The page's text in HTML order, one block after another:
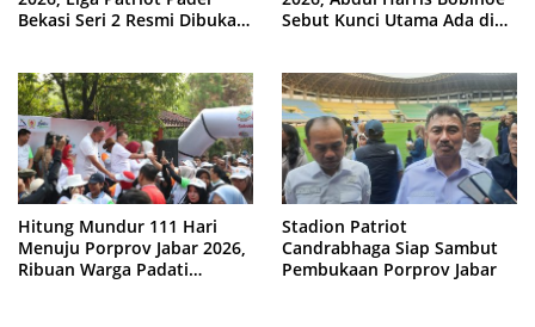
Bekasi Seri 2 Resmi Dibuka
Sebut Kunci Utama Ada di
Hitung Mundur 111 Hari
Menuju Porprov Jabar 2026,
Ribuan Warga Padati
Stadion Patriot
Candrabhaga Siap Sambut
Pembukaan Porprov Jabar